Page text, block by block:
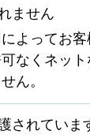
ません
よってお
なくネッ
ん。
されていま